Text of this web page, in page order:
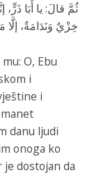
ثُمَّ قالَ: يا أَبَا ذَرٍّ،
خِزْيٌ وَنَدَامَةٌ، إلَّا
O, Ebu
i
i
danu ljudi
onoga ko
dostojan da